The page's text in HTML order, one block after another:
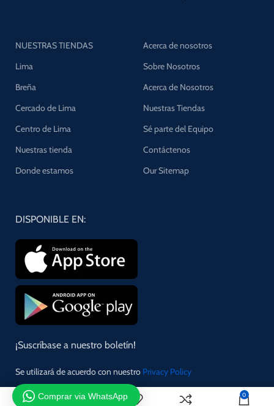
NUESTRAS TIENDAS
Lima
Breña
Cercado de Lima
Centro de Lima
Nuestras tienda
Donde estamos
Acerca de nosotros
Sobre Nosotros
Acerca de Nosotros
Nuestras Tiendas
Sé parte del Equipo
Contáctenos
Our Sitemap
DISPONIBLE EN:
¡Suscríbase a nuestro boletín!
Se utilizará de acuerdo con nuestro Privacy Policy
0
Comprar via WhatsApp